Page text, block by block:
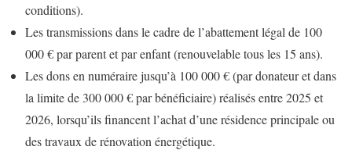
conditions).
Les transmissions dans le cadre de l’abattement légal de 100
000 € par parent et par enfant (renouvelable tous les 15 ans).
Les dons en numéraire jusqu’à 100 000 € (par donateur et dans
la limite de 300 000 € par bénéficiaire) réalisés entre 2025 et
2026, lorsqu’ils financent l’achat d’une résidence principale ou
des travaux de rénovation énergétique.